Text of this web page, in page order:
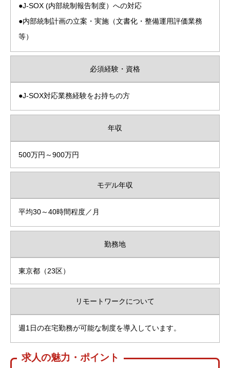
●J-SOX (内部統制報告制度）への対応
●内部統制計画の立案・実施（文書化・整備運用評価業務
等）
必須経験・資格
●J-SOX対応業務経験をお持ちの方
年収
500万円～900万円
モデル年収
平均30～40時間程度／月
勤務地
東京都（23区）
リモートワークについて
週1日の在宅勤務が可能な制度を導入しています。
求人の魅力・ポイント